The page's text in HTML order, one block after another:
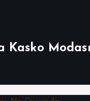
Kasko